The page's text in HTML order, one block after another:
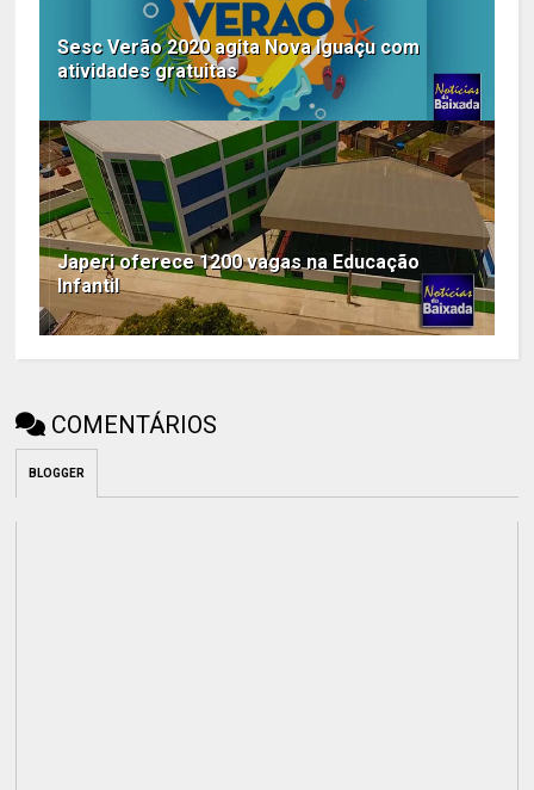
Sesc Verão 2020 agita Nova Iguaçu com
atividades gratuitas
Japeri oferece 1200 vagas na Educação
Infantil
COMENTÁRIOS
BLOGGER